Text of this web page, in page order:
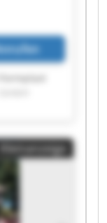
Kleinanzeige